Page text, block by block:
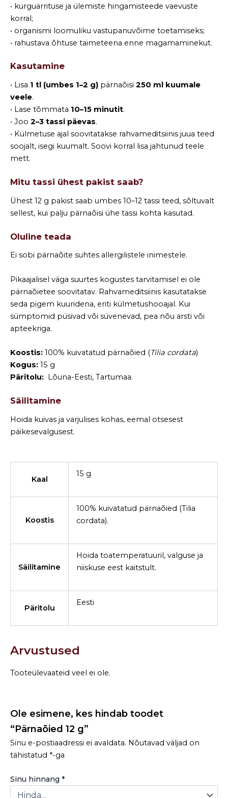
• kurguärrituse ja ülemiste hingamisteede vaevuste
korral;
• organismi loomuliku vastupanuvõime toetamiseks;
• rahustava õhtuse taimeteena enne magamaminekut.
Kasutamine
• Lisa 1 tl (umbes 1–2 g) pärnaõisi 250 ml kuumale
veele.
• Lase tõmmata 10–15 minutit.
• Joo 2–3 tassi päevas.
• Külmetuse ajal soovitatakse rahvameditsiinis juua teed
soojalt, isegi kuumalt. Soovi korral lisa jahtunud teele
mett.
Mitu tassi ühest pakist saab?
Ühest 12 g pakist saab umbes 10–12 tassi teed, sõltuvalt
sellest, kui palju pärnaõisi ühe tassi kohta kasutad.
Oluline teada
Ei sobi pärnaõite suhtes allergilistele inimestele.
Pikaajalisel väga suurtes kogustes tarvitamisel ei ole
pärnaõietee soovitatav. Rahvameditsiinis kasutatakse
seda pigem kuuridena, eriti külmetushooajal. Kui
sümptomid püsivad või süvenevad, pea nõu arsti või
apteekriga.
Koostis: 100% kuivatatud pärnaõied (Tilia cordata)
Kogus: 15 g
Päritolu: Lõuna-Eesti, Tartumaa.
Säilitamine
Hoida kuivas ja varjulises kohas, eemal otsesest
päikesevalgusest.
Kaal
15 g
Koostis
100% kuivatatud pärnaõied (Tilia
cordata).
Säilitamine
Hoida toatemperatuuril, valguse ja
niiskuse eest kaitstult.
Päritolu
Eesti
Arvustused
Tooteülevaateid veel ei ole.
Ole esimene, kes hindab toodet
“Pärnaõied 12 g”
Sinu e-postiaadressi ei avaldata. Nõutavad väljad on
tähistatud *-ga
Sinu hinnang *